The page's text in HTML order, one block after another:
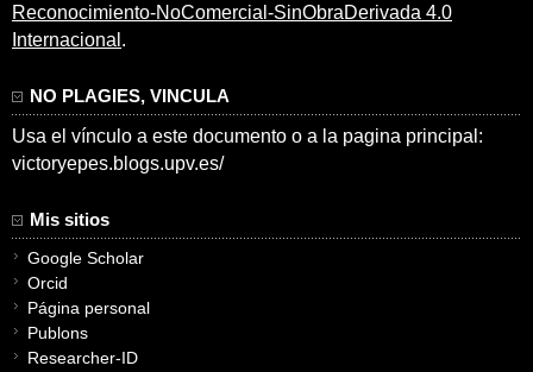
Reconocimiento-NoComercial-SinObraDerivada 4.0
Internacional .
NO PLAGIES, VINCULA
Usa el vínculo a este documento o a la pagina principal:
victoryepes.blogs.upv.es/
Mis sitios
Google Scholar
Orcid
Página personal
Publons
Researcher-ID